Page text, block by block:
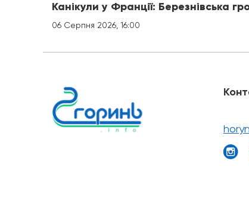
Канікули у Франції: Березнівська
06 Серпня 2026, 16:00